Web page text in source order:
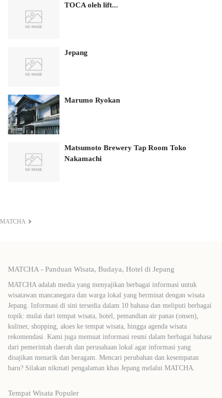
TOCA oleh lift...
Jepang
Marumo Ryokan
Matsumoto Brewery Tap Room Toko
Nakamachi
MATCHA
MATCHA - Panduan Wisata, Budaya, Hotel di Jepang
MATCHA adalah media yang menyajikan berbagai informasi untuk
wisatawan mancanegara dan warga lokal yang berminat dengan wisata
Jepang. Informasi di sini tersedia dalam 10 bahasa dan meliputi berbagai
topik: mulai dari tempat wisata, hotel, pemandian air panas (onsen),
kuliner, shopping, akses ke tempat wisata, hingga agenda wisata
rekomendasi. Kami juga memuat informasi resmi dalam berbagai bahasa
dari pemerintah daerah dan perusahaan lokal agar informasi yang
disajikan menarik dan beragam. Mencari perubahan dan kesempatan
baru? Silakan nikmati pengalaman khas Jepang melalui MATCHA.
Tempat Wisata Populer